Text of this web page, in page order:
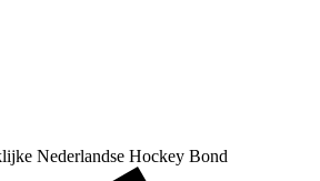
Nederlandse Hockey Bond